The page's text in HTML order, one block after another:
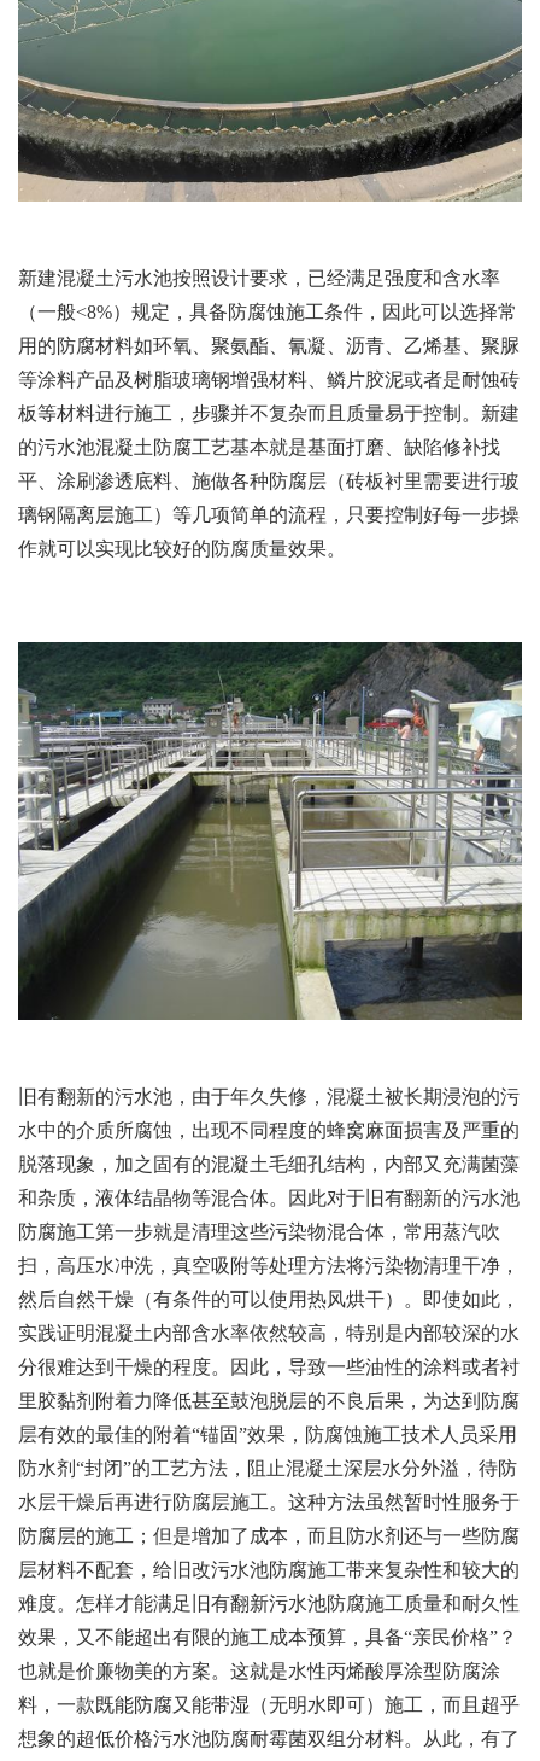
新建混凝土污水池按照设计要求，已经满足强度和含水率
（一般<8%）规定，具备防腐蚀施工条件，因此可以选择常
用的防腐材料如环氧、聚氨酯、氰凝、沥青、乙烯基、聚脲
等涂料产品及树脂玻璃钢增强材料、鳞片胶泥或者是耐蚀砖
板等材料进行施工，步骤并不复杂而且质量易于控制。新建
的污水池混凝土防腐工艺基本就是基面打磨、缺陷修补找
平、涂刷渗透底料、施做各种防腐层（砖板衬里需要进行玻
璃钢隔离层施工）等几项简单的流程，只要控制好每一步操
作就可以实现比较好的防腐质量效果。
旧有翻新的污水池，由于年久失修，混凝土被长期浸泡的污
水中的介质所腐蚀，出现不同程度的蜂窝麻面损害及严重的
脱落现象，加之固有的混凝土毛细孔结构，内部又充满菌藻
和杂质，液体结晶物等混合体。因此对于旧有翻新的污水池
防腐施工第一步就是清理这些污染物混合体，常用蒸汽吹
扫，高压水冲洗，真空吸附等处理方法将污染物清理干净，
然后自然干燥（有条件的可以使用热风烘干）。即使如此，
实践证明混凝土内部含水率依然较高，特别是内部较深的水
分很难达到干燥的程度。因此，导致一些油性的涂料或者衬
里胶黏剂附着力降低甚至鼓泡脱层的不良后果，为达到防腐
层有效的最佳的附着“锚固”效果，防腐蚀施工技术人员采用
防水剂“封闭”的工艺方法，阻止混凝土深层水分外溢，待防
水层干燥后再进行防腐层施工。这种方法虽然暂时性服务于
防腐层的施工；但是增加了成本，而且防水剂还与一些防腐
层材料不配套，给旧改污水池防腐施工带来复杂性和较大的
难度。怎样才能满足旧有翻新污水池防腐施工质量和耐久性
效果，又不能超出有限的施工成本预算，具备“亲民价格”？
也就是价廉物美的方案。这就是水性丙烯酸厚涂型防腐涂
料，一款既能防腐又能带湿（无明水即可）施工，而且超乎
想象的超低价格污水池防腐耐霉菌双组分材料。从此，有了